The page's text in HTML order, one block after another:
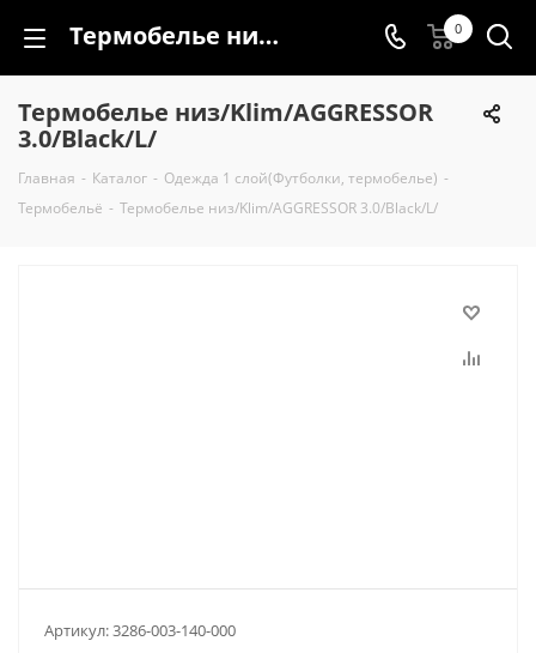
Термобелье низ/Klim/AGGRESSOR 3.0/Black/L/ 0
Термобелье низ/Klim/AGGRESSOR
3.0/Black/L/
Главная - Каталог - Одежда 1 слой(Футболки, термобелье) -
Термобельё - Термобелье низ/Klim/AGGRESSOR 3.0/Black/L/
Артикул:3286-003-140-000